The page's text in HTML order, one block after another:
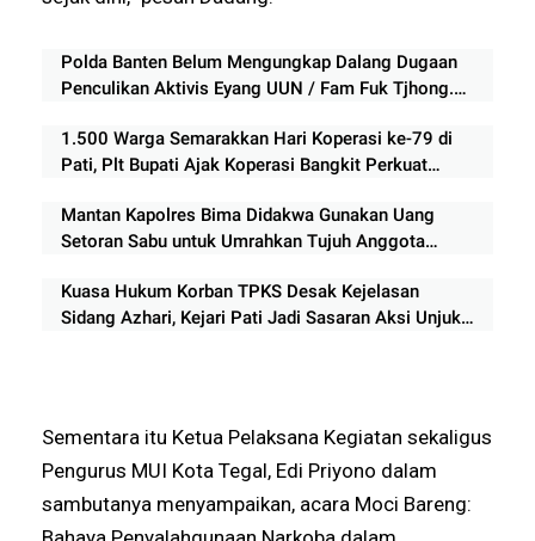
Polda Banten Belum Mengungkap Dalang Dugaan
Penculikan Aktivis Eyang UUN / Fam Fuk Tjhong.
WPI
1.500 Warga Semarakkan Hari Koperasi ke-79 di
Pati, Plt Bupati Ajak Koperasi Bangkit Perkuat
Mantan Kapolres Bima Didakwa Gunakan Uang
Setoran Sabu untuk Umrahkan Tujuh Anggota
Kuasa Hukum Korban TPKS Desak Kejelasan
Sidang Azhari, Kejari Pati Jadi Sasaran Aksi Unjuk
Sementara itu Ketua Pelaksana Kegiatan sekaligus
Pengurus MUI Kota Tegal, Edi Priyono dalam
sambutanya menyampaikan, acara Moci Bareng: